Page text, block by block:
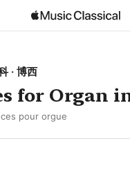
· 博西
for Organ
pour orgue